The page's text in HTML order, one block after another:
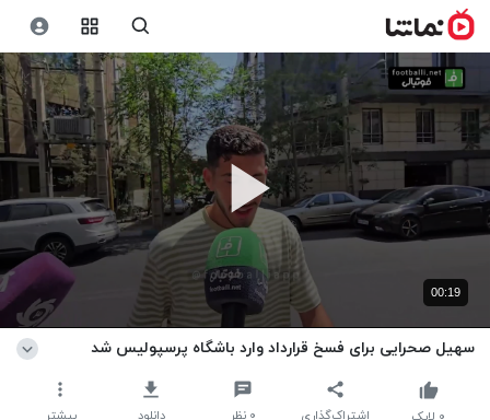
00:19
سهیل صحرایی برای فسخ قرارداد وارد باشگاه پرسپولیس شد
اشتراک‌گذاری ۰ نظر دانلود بیشتر